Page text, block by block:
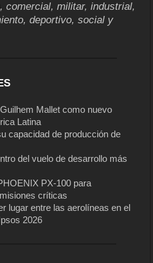
comercial, militar, industrial,
deportivo, social y
Mallet como nuevo
Latina
capacidad de producción de
del vuelo de desarrollo más
PX-100 para
críticas
lugar entre las aerolíneas en el
2026